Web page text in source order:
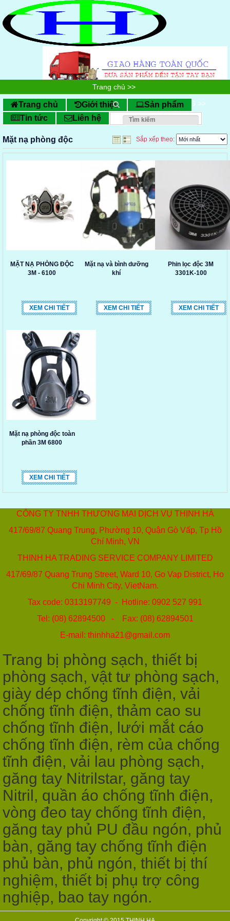
Trang chủ >>
DỤNG CỤ BẢO HỘ LAO ĐỘNG >>
Mặt nạ phòng độc
Trang chủ Giới thiệu
Sản phẩm
Tin tức
Liên hệ
Mặt nạ phòng độc Sắp xếp theo:
MẶT NẠ PHÒNG ĐỘC
3M - 6100
XEM CHI TIẾT
Mặt nạ và bình dưỡng
khí
XEM CHI TIẾT
Phin lọc độc 3M
3301K-100
XEM CHI TIẾT
Mặt nạ phòng độc toàn
phần 3M 6800
XEM CHI TIẾT
CÔNG TY TNHH THƯƠNG MẠI DỊCH VỤ THỊNH HÀ
417/69/87 Quang Trung, Phường 10, Quận Gò Vấp, Tp Hồ
Chí Minh, VN
THINH HA TRADING SERVICE COMPANY LIMITED
417/69/87 Quang Trung Street, Ward 10, Go Vap District, Ho
Chi Minh City, VietNam.
Tax code: 0313197749 - Hotline: 0902 527 991
Tel: (08) 62894500 - Fax: (08) 62894501
E-mail: thinhha21@gmail.com
Trang bị phòng sạch, thiết bị
phòng sạch, vật tư phòng sạch,
giày dép chống tĩnh điện, vải
chống tĩnh điện, thảm cao su
chống tĩnh điện, lưới mắt cáo
chống tĩnh điện, rèm của chống
tĩnh điện, vải lau phòng sạch,
găng tay Nitrilstar, găng tay
Nitril, quần áo chống tĩnh điện,
vòng đeo tay chống tĩnh điện,
găng tay phủ PU đầu ngón, phủ
bàn, găng tay chống tĩnh điện
phủ bàn, phủ ngón, thiết bị thí
nghiệm, thiết bị phụ trợ công
nghiệp, bao tay ngón.